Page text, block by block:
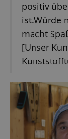
positiv
ist.Würde
macht
[Unser